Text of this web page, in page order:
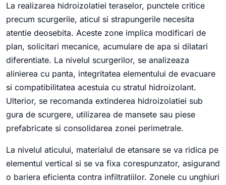
La realizarea hidroizolatiei teraselor, punctele critice
precum scurgerile, aticul si strapungerile necesita
atentie deosebita. Aceste zone implica modificari de
plan, solicitari mecanice, acumulare de apa si dilatari
diferentiate. La nivelul scurgerilor, se analizeaza
alinierea cu panta, integritatea elementului de evacuare
si compatibilitatea acestuia cu stratul hidroizolant.
Ulterior, se recomanda extinderea hidroizolatiei sub
gura de scurgere, utilizarea de mansete sau piese
prefabricate si consolidarea zonei perimetrale.
La nivelul aticului, materialul de etansare se va ridica pe
elementul vertical si se va fixa corespunzator, asigurand
o bariera eficienta contra infiltratiilor. Zonele cu unghiuri